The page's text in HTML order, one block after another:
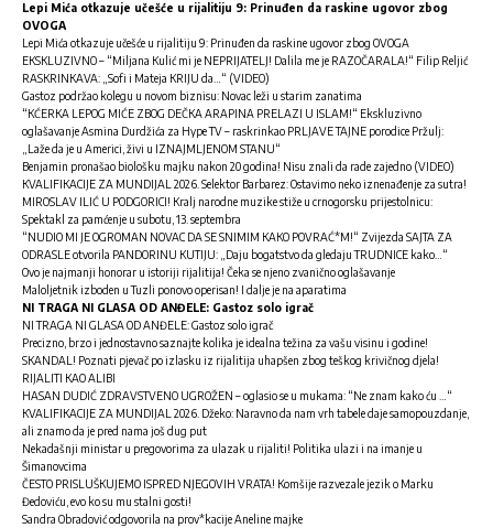
Lepi Mića otkazuje učešće u rijalitiju 9: Prinuđen da raskine ugovor zbog
OVOGA
Lepi Mića otkazuje učešće u rijalitiju 9: Prinuđen da raskine ugovor zbog OVOGA
EKSKLUZIVNO – “Miljana Kulić mi je NEPRIJATELJ! Dalila me je RAZOČARALA!“ Filip Reljić
RASKRINKAVA: „Sofi i Mateja KRIJU da…“ (VIDEO)
Gastoz podržao kolegu u novom biznisu: Novac leži u starim zanatima
“KĆERKA LEPOG MIĆE ZBOG DEČKA ARAPINA PRELAZI U ISLAM!“ Ekskluzivno
oglašavanje Asmina Durdžića za Hype TV – raskrinkao PRLJAVE TAJNE porodice Pržulj:
„Laže da je u Americi, živi u IZNAJMLJENOM STANU“
Benjamin pronašao biološku majku nakon 20 godina! Nisu znali da rade zajedno (VIDEO)
KVALIFIKACIJE ZA MUNDIJAL 2026. Selektor Barbarez: Ostavimo neko iznenađenje za sutra!
MIROSLAV ILIĆ U PODGORICI! Kralj narodne muzike stiže u crnogorsku prijestolnicu:
Spektakl za pamćenje u subotu, 13. septembra
“NUDIO MI JE OGROMAN NOVAC DA SE SNIMIM KAKO POVRAĆ*M!“ Zvijezda SAJTA ZA
ODRASLE otvorila PANDORINU KUTIJU: „Daju bogatstvo da gledaju TRUDNICE kako…“
Ovo je najmanji honorar u istoriji rijalitija! Čeka se njeno zvanično oglašavanje
Maloljetnik izboden u Tuzli ponovo operisan! I dalje je na aparatima
NI TRAGA NI GLASA OD ANĐELE: Gastoz solo igrač
NI TRAGA NI GLASA OD ANĐELE: Gastoz solo igrač
Precizno, brzo i jednostavno saznajte kolika je idealna težina za vašu visinu i godine!
SKANDAL! Poznati pjevač po izlasku iz rijalitija uhapšen zbog teškog krivičnog djela!
RIJALITI KAO ALIBI
HASAN DUDIĆ ZDRAVSTVENO UGROŽEN – oglasio se u mukama: “Ne znam kako ću …“
KVALIFIKACIJE ZA MUNDIJAL 2026. Džeko: Naravno da nam vrh tabele daje samopouzdanje,
ali znamo da je pred nama još dug put
Nekadašnji ministar u pregovorima za ulazak u rijaliti! Politika ulazi i na imanje u
Šimanovcima
ČESTO PRISLUŠKUJEMO ISPRED NJEGOVIH VRATA! Komšije razvezale jezik o Marku
Đedoviću, evo ko su mu stalni gosti!
Sandra Obradović odgovorila na prov*kacije Aneline majke